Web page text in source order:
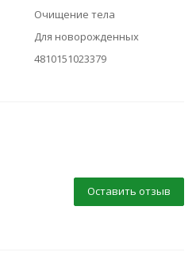
Очищение тела
Для новорожденных
4810151023379
Оставить отзыв